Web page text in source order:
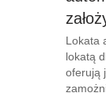
Lokata
lokatą
oferują